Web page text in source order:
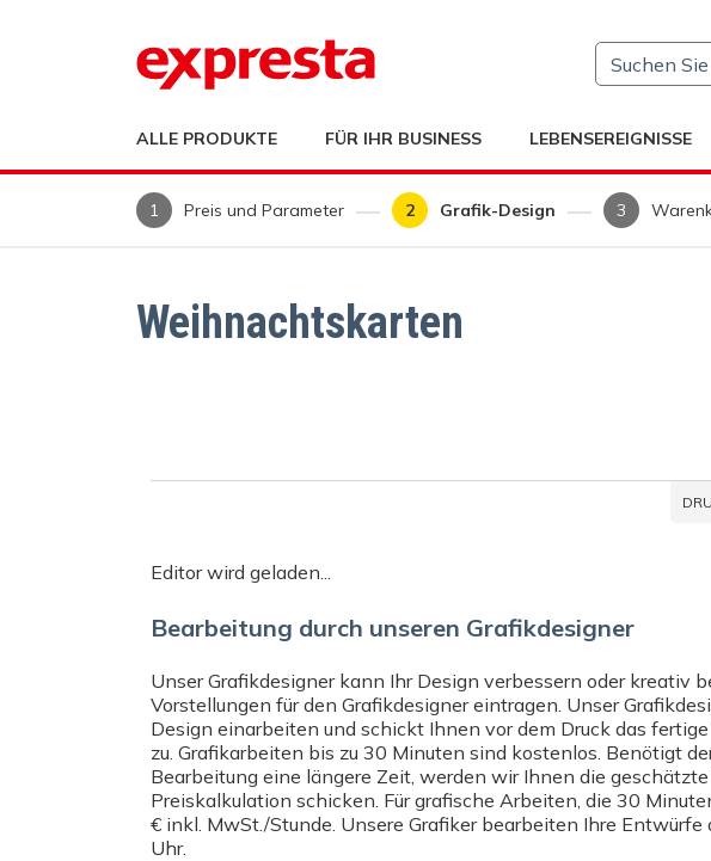
ALLE PRODUKTE FÜR IHR BUSINESS LEBENSEREIGNISSE
Preis und Parameter Grafik-Design
Weihnachtskarten
info@expresta.at, rufen Sie uns an unter+43 670 301
kontaktieren Sie uns direkt perOnline-Chat, Mo-Fr 8-
helfen Ihnen bei Ihrer Bestellung und beantworten alle
Editor wird geladen...
Bearbeitung durch unseren Grafikdesigner
Unser Grafikdesigner kann Ihr Design verbessern oder kreativ
Vorstellungen für den Grafikdesigner eintragen. Unser
Design einarbeiten und schickt Ihnen vor dem Druck das
zu. Grafikarbeiten bis zu 30 Minuten sind kostenlos. Benötigt
Bearbeitung eine längere Zeit, werden wir Ihnen die
Preiskalkulation schicken. Für grafische Arbeiten, die 30
€ inkl. MwSt./Stunde. Unsere Grafiker bearbeiten Ihre
Uhr.